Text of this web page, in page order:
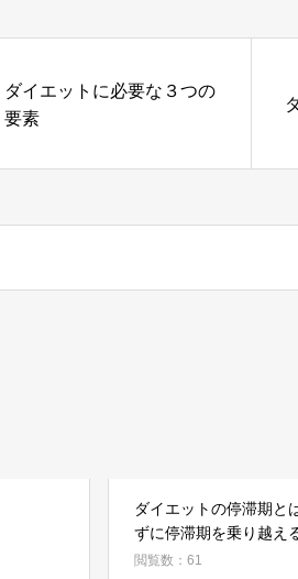
ダイエットに必要な３つの
要素
ダイエットの停滞期と
ずに停滞期を乗り越え
閲覧数：61